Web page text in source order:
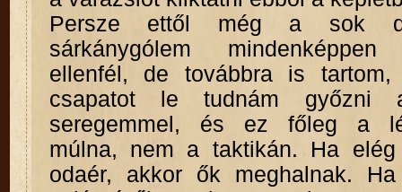
Persze ettől még a sok
sárkánygólem mindenképpen
ellenfél, de továbbra is
csapatot le tudnám győzni
seregemmel, és ez főleg a
múlna, nem a taktikán. Ha
odaér, akkor ők meghalnak.